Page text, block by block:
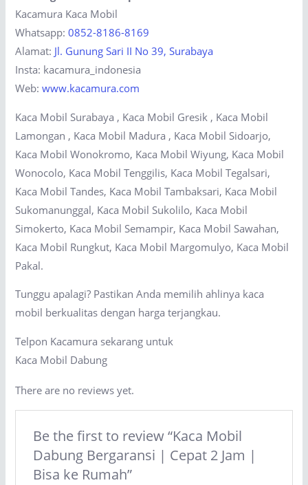
Kacamura Kaca Mobil
Whatsapp:0852-8186-8169
Alamat: Jl. Gunung Sari II No 39, Surabaya
Insta: kacamura_indonesia
Web:www.kacamura.com
Kaca Mobil Surabaya , Kaca Mobil Gresik , Kaca Mobil
Lamongan , Kaca Mobil Madura , Kaca Mobil Sidoarjo,
Kaca Mobil Wonokromo, Kaca Mobil Wiyung, Kaca Mobil
Wonocolo, Kaca Mobil Tenggilis, Kaca Mobil Tegalsari,
Kaca Mobil Tandes, Kaca Mobil Tambaksari, Kaca Mobil
Sukomanunggal, Kaca Mobil Sukolilo, Kaca Mobil
Simokerto, Kaca Mobil Semampir, Kaca Mobil Sawahan,
Kaca Mobil Rungkut, Kaca Mobil Margomulyo, Kaca Mobil
Pakal.
Tunggu apalagi? Pastikan Anda memilih ahlinya kaca
mobil berkualitas dengan harga terjangkau.
Telpon Kacamura sekarang untuk
Kaca Mobil Dabung
There are no reviews yet.
Be the first to review “Kaca Mobil
Dabung Bergaransi | Cepat 2 Jam |
Bisa ke Rumah”